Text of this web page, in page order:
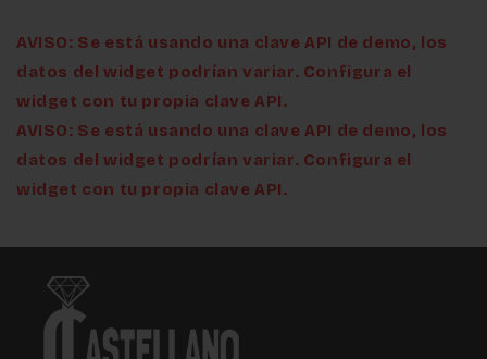
AVISO: Se está usando una clave API de demo, los
datos del widget podrían variar. Configura el
widget con tu propia clave API.
AVISO: Se está usando una clave API de demo, los
datos del widget podrían variar. Configura el
widget con tu propia clave API.